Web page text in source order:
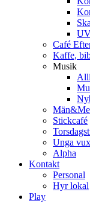
Café
Kaffe,
Musik
Stickcafé
Unga
Alpha
Kontakt
Personal
Hyr lokal
Play